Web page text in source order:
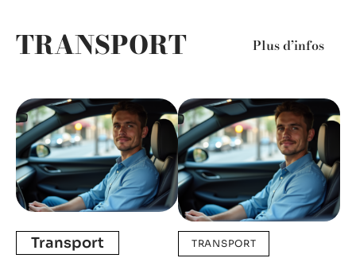
TRANSPORT Plus d’infos
Transport TRANSPORT